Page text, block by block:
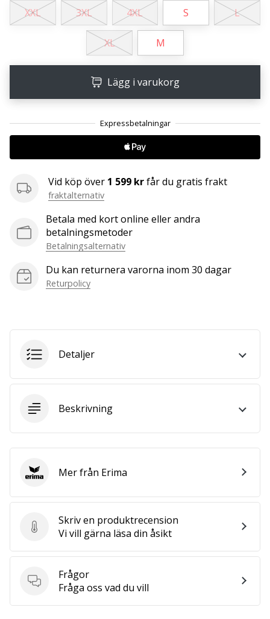
25. 11. 2024
•
a
Ambassador
our
handball
you
handball
freak
like
are?
Join
Brand
Ambassador.
alla
XXL 3XL 4XL S L
XL M
Lägg i varukorg
Vid köp över 1 599 krfår du gratis frakt
fraktalternativ
Betala med kort online eller andra
betalningsmetoder
Betalningsalternativ
Du kan returnera varorna inom 30 dagar
Returpolicy
Detaljer
Beskrivning
Skriv en produktrecension
Skriv en produktrecension
Vi vill gärna läsa din åsikt
Frågor
Frågor
Fråga oss vad du vill
ErimaMer från Erima